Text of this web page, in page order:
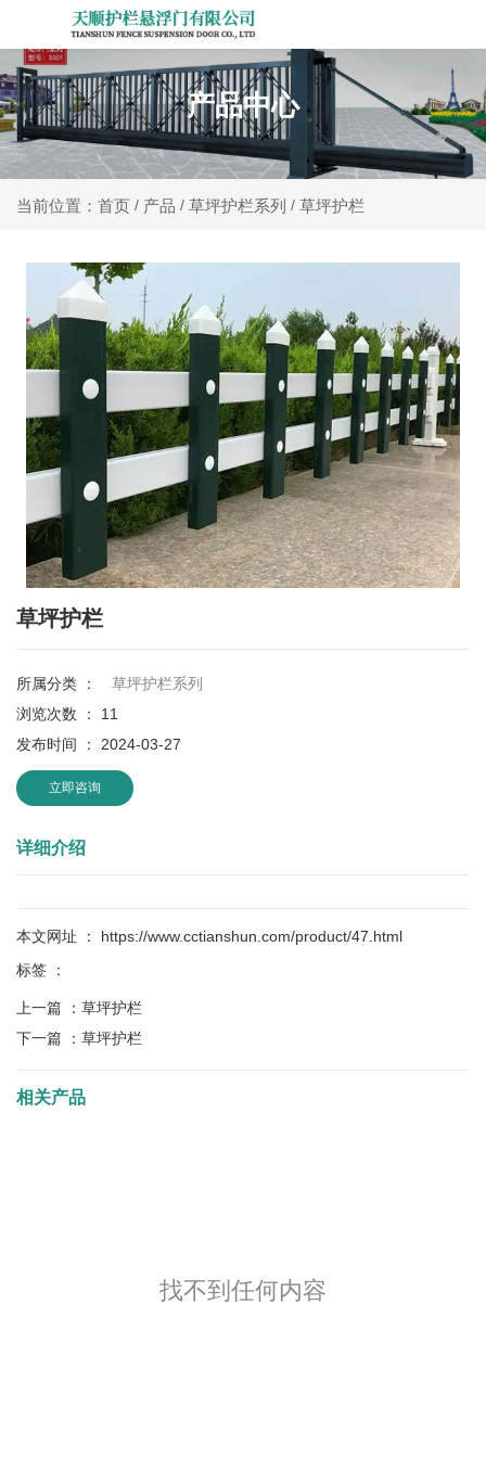
产品中心
当前位置：首页 / 产品 / 草坪护栏系列 / 草坪护栏
草坪护栏
所属分类 ：
草坪护栏系列
浏览次数 ： 11
发布时间 ： 2024-03-27
立即咨询
详细介绍
本文网址 ： https://www.cctianshun.com/product/47.html
标签 ：
上一篇 ： 草坪护栏
下一篇 ： 草坪护栏
相关产品
找不到任何内容